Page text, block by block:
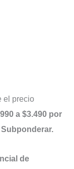
el precio
a $3.490 por
Subponderar.
de